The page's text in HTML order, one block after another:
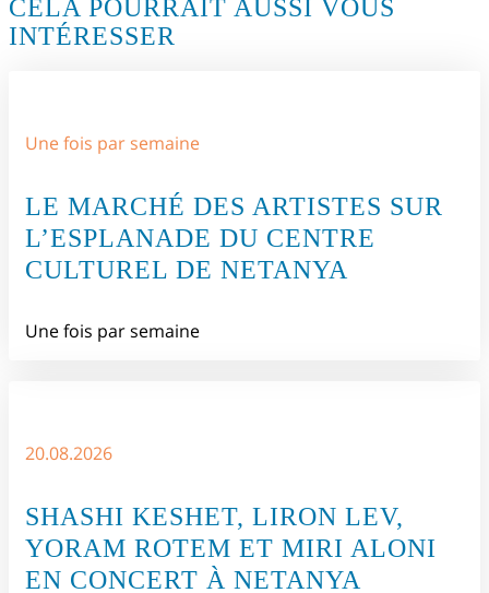
CELA POURRAIT AUSSI VOUS
INTÉRESSER
Une fois par semaine
LE MARCHÉ DES ARTISTES SUR
L’ESPLANADE DU CENTRE
CULTUREL DE NETANYA
Une fois par semaine
20.08.2026
SHASHI KESHET, LIRON LEV,
YORAM ROTEM ET MIRI ALONI
EN CONCERT À NETANYA